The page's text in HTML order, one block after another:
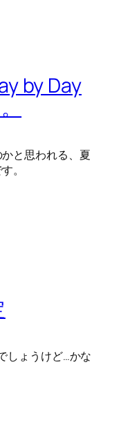
by Day
と思われる、夏
。
しょうけど…かな